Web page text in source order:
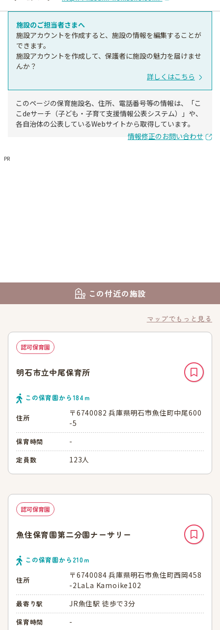
施設のご担当者さまへ
施設アカウントを作成すると、施設の情報を編集することが
できます。
施設アカウントを作成して、保護者に施設の魅力を届けませ
んか？
詳しくはこちら
このページの保育施設名、住所、電話番号等の情報は、「こ
こdeサーチ（子ども・子育て支援情報公表システム）」や、
各自治体の公表しているWebサイトから取得しています。
情報修正のお問い合わせ
PR
この付近の施設
マップでもっと見る
認可保育園
明石市立中尾保育所
この保育園から184 ｍ
住所
〒6740082 兵庫県明石市魚住町中尾600
-5
保育時間 -
定員数 123人
認可保育園
魚住保育園第二分園ナーサリー
この保育園から 210ｍ
住所
〒6740084 兵庫県明石市魚住町西岡458
-2LaLa Kamoike102
最寄り駅 JR魚住駅 徒歩で3分
保育時間 -